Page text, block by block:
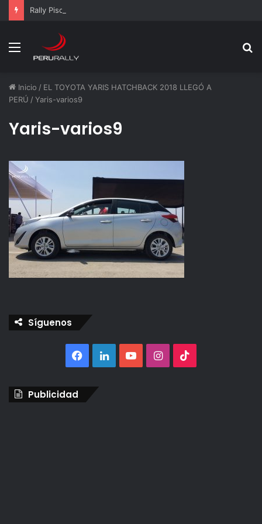
Rally Pisco 2026: todo listo para la gran final del RallyACP
Menú
Inicio / EL TOYOTA YARIS HATCHBACK 2018 LLEGÓ A
PERÚ / Yaris-varios9
Yaris-varios9
Síguenos
Facebook
LinkedInYouTubeInstagram
Publicidad